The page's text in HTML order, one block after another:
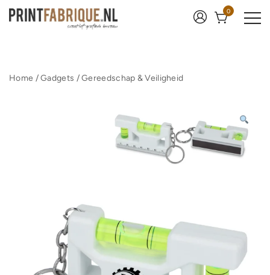
naar
0
Home /Gadgets /Gereedschap & Veiligheid